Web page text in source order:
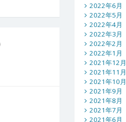
2022年6月
2022年5月
2022年4月
2022年3月
2022年2月
2022年1月
2021年12月
2021年11月
2021年10月
2021年9月
2021年8月
2021年7月
2021年6月